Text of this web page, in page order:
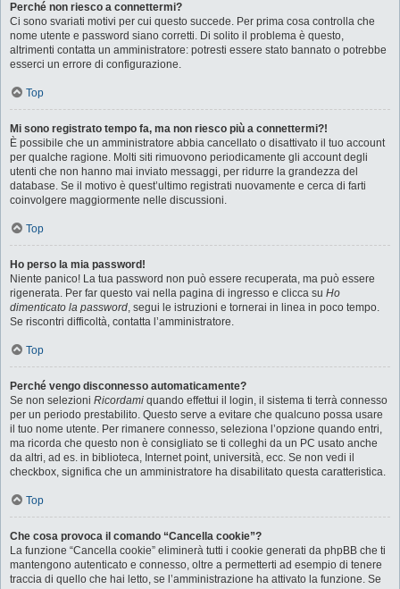
Perché non riesco a connettermi?
Ci sono svariati motivi per cui questo succede. Per prima cosa controlla che
nome utente e password siano corretti. Di solito il problema è questo,
altrimenti contatta un amministratore: potresti essere stato bannato o potrebbe
esserci un errore di configurazione.
Top
Mi sono registrato tempo fa, ma non riesco più a connettermi?!
È possibile che un amministratore abbia cancellato o disattivato il tuo account
per qualche ragione. Molti siti rimuovono periodicamente gli account degli
utenti che non hanno mai inviato messaggi, per ridurre la grandezza del
database. Se il motivo è quest’ultimo registrati nuovamente e cerca di farti
coinvolgere maggiormente nelle discussioni.
Top
Ho perso la mia password!
Niente panico! La tua password non può essere recuperata, ma può essere
rigenerata. Per far questo vai nella pagina di ingresso e clicca su Ho
dimenticato la password, segui le istruzioni e tornerai in linea in poco tempo.
Se riscontri difficoltà, contatta l’amministratore.
Top
Perché vengo disconnesso automaticamente?
Se non selezioni Ricordami quando effettui il login, il sistema ti terrà connesso
per un periodo prestabilito. Questo serve a evitare che qualcuno possa usare
il tuo nome utente. Per rimanere connesso, seleziona l’opzione quando entri,
ma ricorda che questo non è consigliato se ti colleghi da un PC usato anche
da altri, ad es. in biblioteca, Internet point, università, ecc. Se non vedi il
checkbox, significa che un amministratore ha disabilitato questa caratteristica.
Top
Che cosa provoca il comando “Cancella cookie”?
La funzione “Cancella cookie” eliminerà tutti i cookie generati da phpBB che ti
mantengono autenticato e connesso, oltre a permetterti ad esempio di tenere
traccia di quello che hai letto, se l’amministrazione ha attivato la funzione. Se